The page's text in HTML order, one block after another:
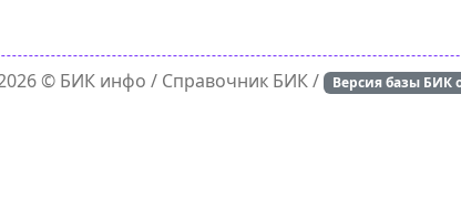
© БИК инфо / Справочник БИК / Версия базы БИК